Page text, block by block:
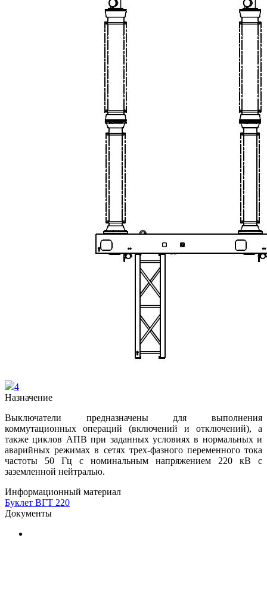
4
Назначение
Выключатели предназначены для выполнения
коммутационных операций (включений и отключений), а
также циклов АПВ при заданных условиях в нормальных и
аварийных режимах в сетях трех-фазного переменного тока
частоты 50 Гц с номинальным напряжением 220 кВ с
заземленной нейтралью.
Информационный материал
Буклет ВГТ 220
Документы